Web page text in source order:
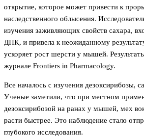
открытие, которое может привести к
наследственного облысения.
изучения заживляющих свойств сахара,
ДНК, и привела к неожиданному
ускоряет рост шерсти у мышей.
журнале Frontiers in Pharmacology.
Все началось с изучения дезоксирибозы,
Ученые заметили, что при местном
дезоксирибозой на ранах у мышей, мех
расти быстрее. Это наблюдение стало
глубокого исследования.